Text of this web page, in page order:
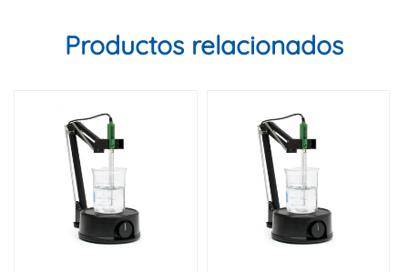
Productos relacionados